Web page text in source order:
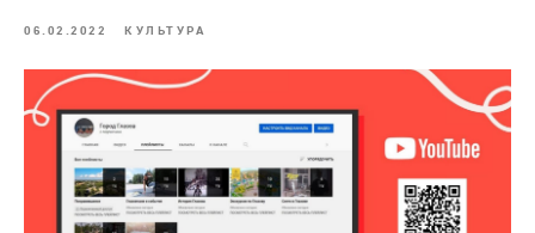
06.02.2022 КУЛЬТУРА